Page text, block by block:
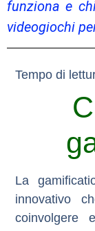
funziona e
videogiochi
La
innovativo
coinvolgere